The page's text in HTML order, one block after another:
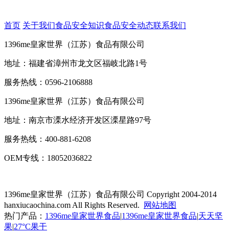
首页 关于我们食品安全知识食品安全动态联系我们
1396me皇家世界（江苏）食品有限公司
地址：福建省漳州市龙文区福岐北路1号
服务热线：0596-2106888
1396me皇家世界（江苏）食品有限公司
地址：南京市溧水经济开发区溧星路97号
服务热线：400-881-6208
OEM专线：18052036822
1396me皇家世界（江苏）食品有限公司 Copyright 2004-2014
hanxiucaochina.com All Rights Reserved.
网站地图
热门产品： 1396me皇家世界食品|1396me皇家世界食品|天天坚
果|27°C果干